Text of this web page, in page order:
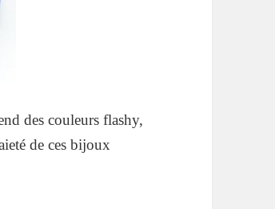
des couleurs flashy,
de ces bijoux